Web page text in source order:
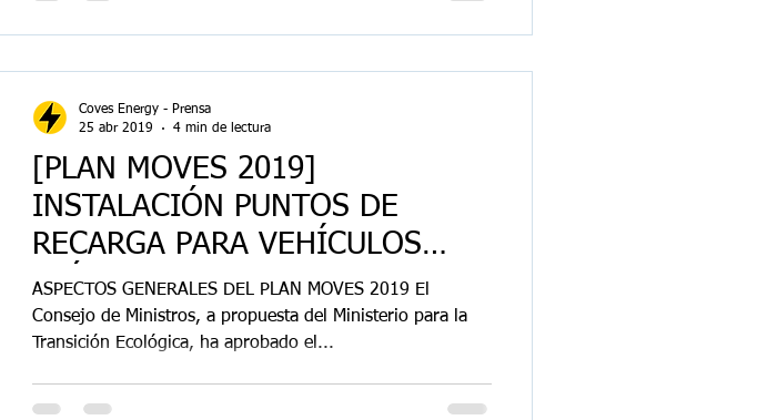
[PLAN MOVES 2019]
INSTALACIÓN PUNTOS DE
RECARGA PARA VEHÍCULOS
ELÉCTRICOS
ASPECTOS GENERALES DEL PLAN MOVES 2019 El
Consejo de Ministros, a propuesta del Ministerio para la
Transición Ecológica, ha aprobado el...
Coves Energy - Prensa
25 abr 2019
4 min de lectura